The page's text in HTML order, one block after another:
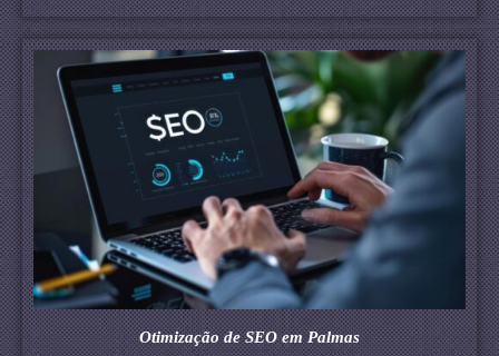
Otimização de SEO em Palmas